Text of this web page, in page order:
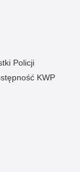
Policji
KWP